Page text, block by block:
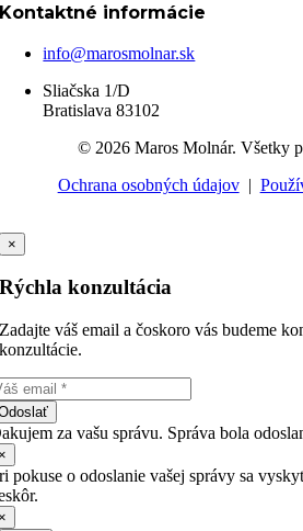
Kontaktné informácie
info@marosmolnar.sk
Sliačska 1/D
Bratislava 83102
© 2026 Maros Molnár. Všetky
Ochrana osobných údajov|
×
Rýchla konzultácia
Zadajte váš email a čoskoro vás budeme
konzultácie.
za vašu správu. Správa bola
pokuse o odoslanie vašej správy sa